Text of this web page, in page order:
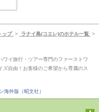
ップ > ラナイ島(コエレ)のホテル一覧 >
ワイ旅行・ツアー専門のファーストワ
自由！お客様のご希望から専属のス
海外版（昭文社）